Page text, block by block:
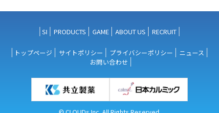
SI PRODUCTS GAME ABOUT US RECRUIT
トップページ サイトポリシー プライバシーポリシー
ニュース
お問い合わせ